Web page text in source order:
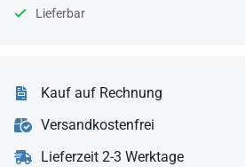
Lieferbar
Kauf auf Rechnung
Versandkostenfrei
Lieferzeit 2-3 Werktage